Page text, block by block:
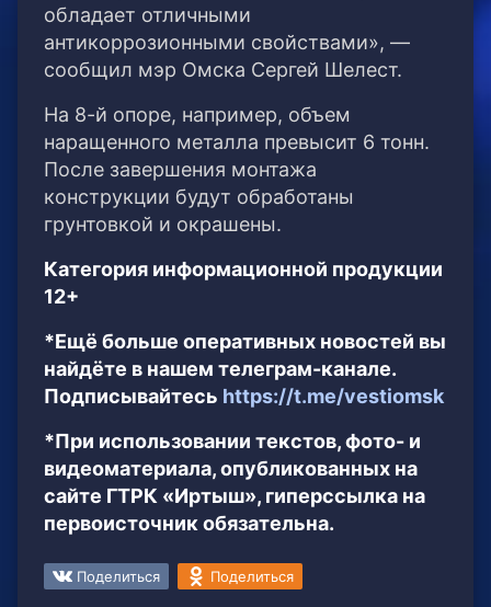
обладает отличными
антикоррозионными свойствами», —
сообщил мэр Омска Сергей Шелест.
На 8-й опоре, например, объем
наращенного металла превысит 6 тонн.
После завершения монтажа
конструкции будут обработаны
грунтовкой и окрашены.
Категория информационной продукции
12+
*Ещё больше оперативных новостей вы
найдёте в нашем телеграм-канале.
Подписывайтесь https://t.me/vestiomsk
*При использовании текстов, фото- и
видеоматериала, опубликованных на
сайте ГТРК «Иртыш», гиперссылка на
первоисточник обязательна.
Поделиться Поделиться